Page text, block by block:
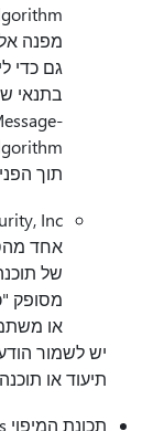
מפנה
גם כדי
בתנאי
תוך
אחד
של
מסופק
או
יש לשמור
תיעוד או